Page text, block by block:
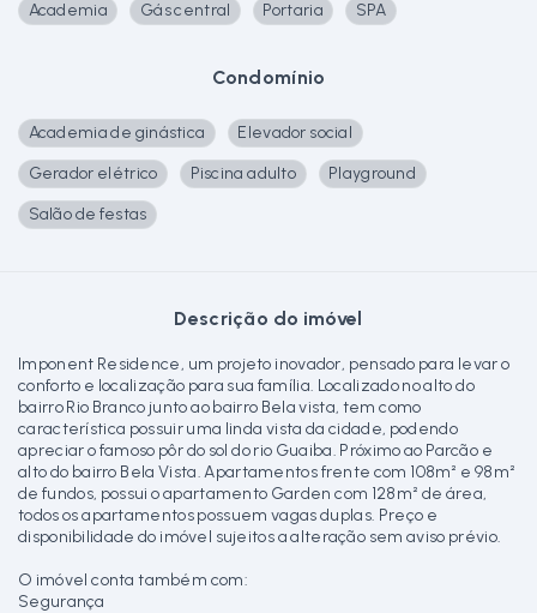
Academia Gás central Portaria SPA
Condomínio
Academia de ginástica
Elevador social
Gerador elétrico
Piscina adulto
Playground
Salão de festas
Descrição do imóvel
Imponent Residence, um projeto inovador, pensado para levar o
conforto e localização para sua família. Localizado no alto do
bairro Rio Branco junto ao bairro Bela vista, tem como
característica possuir uma linda vista da cidade, podendo
apreciar o famoso pôr do sol do rio Guaiba. Próximo ao Parcão e
alto do bairro Bela Vista. Apartamentos frente com 108m² e 98m²
de fundos, possui o apartamento Garden com 128m² de área,
todos os apartamentos possuem vagas duplas. Preço e
disponibilidade do imóvel sujeitos a alteração sem aviso prévio.
O imóvel conta também com:
Segurança